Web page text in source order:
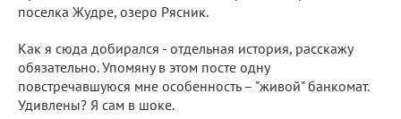
поселка Жудре, озеро Рясник.
Как я сюда добирался - отдельная история, расскажу
обязательно. Упомяну в этом посте одну
повстречавшуюся мне особенность – "живой" банкомат.
Удивлены? Я сам в шоке.